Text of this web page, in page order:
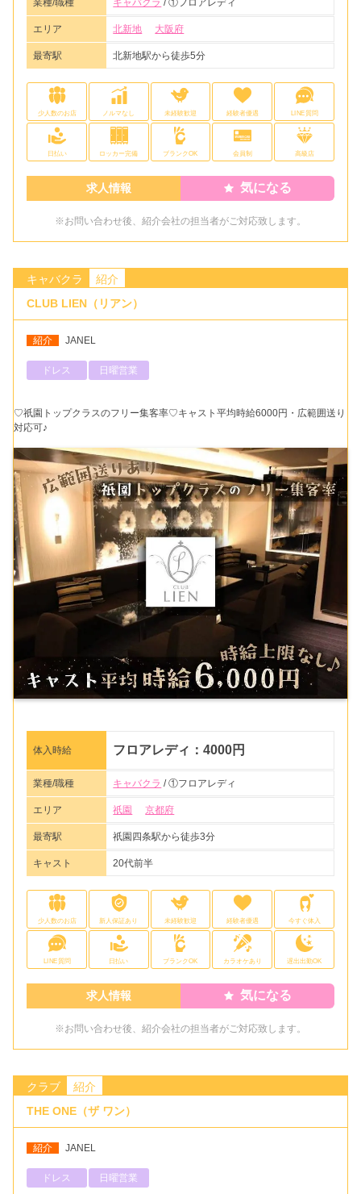
業種/職種 キャバクラ / ①フロアレディ
エリア 北新地 大阪府
最寄駅 北新地駅から徒歩5分
少人数のお店 ノルマなし 未経験歓迎 経験者優遇 LINE質問
日払い ロッカー完備 ブランクOK 会員制 高級店
求人情報 気になる
※お問い合わせ後、紹介会社の担当者がご対応致します。
キャバクラ
紹介
CLUB LIEN（リアン）
紹介 JANEL
ドレス 日曜営業
♡祇園トップクラスのフリー集客率♡キャスト平均時給6000円・広範囲送り
対応可♪
体入時給 フロアレディ：4000円
業種/職種 キャバクラ / ①フロアレディ
エリア 祇園 京都府
最寄駅 祇園四条駅から徒歩3分
キャスト 20代前半
少人数のお店 新人保証あり 未経験歓迎 経験者優遇 今すぐ体入
LINE質問 日払い ブランクOK カラオケあり 遅出出勤OK
求人情報 気になる
※お問い合わせ後、紹介会社の担当者がご対応致します。
クラブ
紹介
THE ONE（ザ ワン）
紹介 JANEL
ドレス 日曜営業